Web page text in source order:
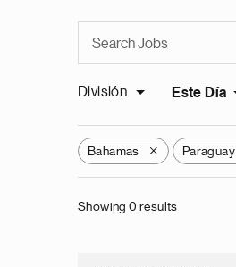
División Este Día
Bahamas X Paraguay
Showing 0 results